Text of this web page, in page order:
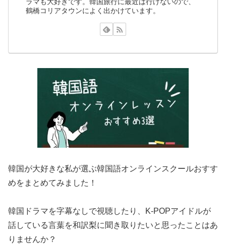
鶴橋コリアタウンによく出かけています。
韓国が大好きな私が選ぶ韓国語オンラインスクールおすす
めをまとめてみました！
韓国ドラマを字幕なしで視聴したり、K-POPアイドルが
話している言葉を和訳梨に聞き取りたいと思ったことはあ
りませんか？